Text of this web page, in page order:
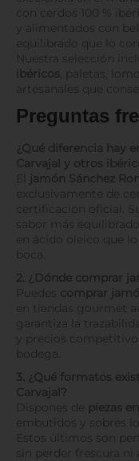
con cerdos 100 %
y alimentados con
equilibrado que lo
Nuestra selección
ibéricos, paletas,
artesanales que
Preguntas
¿Qué diferencia hay
Carvajal y otros
El
jamón Sánchez
exclusivamente de
certificación oficial.
sabor más
en ácido oleico que lo
boca.
2. ¿Dónde comprar
Puedes comprar
en tiendas gourmet
garantiza la
y precios
bodega.
3. ¿Qué formatos
Carvajal?
Dispones de
piezas
embutidos y sobres
Estos últimos son
sin perder frescura ni